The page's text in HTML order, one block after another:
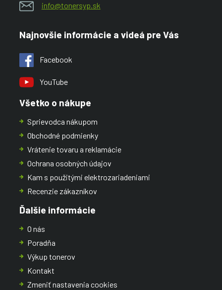
info@tonersyp.sk
Najnovšie informácie a videá pre Vás
Facebook
YouTube
Všetko o nákupe
Sprievodca nákupom
Obchodné podmienky
Vrátenie tovaru a reklamácie
Ochrana osobných údajov
Kam s použitými elektrozariadeniami
Recenzie zákazníkov
Ďalšie informácie
O nás
Poradňa
Výkup tonerov
Kontakt
Zmeniť nastavenia cookies